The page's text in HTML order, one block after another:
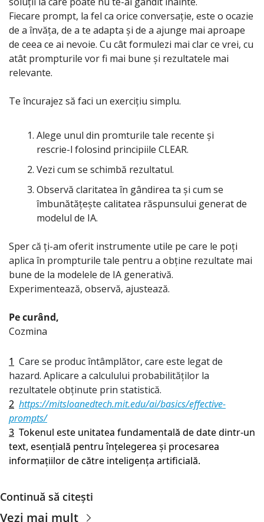
Fiecare prompt, la fel ca orice conversație, este o ocazie
de a învăța, de a te adapta și de a ajunge mai aproape
de ceea ce ai nevoie. Cu cât formulezi mai clar ce vrei, cu
atât prompturile vor fi mai bune și rezultatele mai
relevante.
Te încurajez să faci un exercițiu simplu.
Alege unul din promturile tale recente și
rescrie-l folosind principiile CLEAR.
Vezi cum se schimbă rezultatul.
Observă claritatea în gândirea ta și cum se
îmbunătățește calitatea răspunsului generat de
modelul de IA.
Sper că ți-am oferit instrumente utile pe care le poți
aplica în prompturile tale pentru a obține rezultate mai
bune de la modelele de IA generativă.
Experimentează, observă, ajustează.
Pe curând,
Cozmina
1 Care se produc întâmplător, care este legat de
hazard. Aplicare a calculului probabilităților la
rezultatele obținute prin statistică.
2 https://mitsloanedtech.mit.edu/ai/basics/effective-
prompts/
3 Tokenul este unitatea fundamentală de date dintr-un
text, esențială pentru înțelegerea și procesarea
informațiilor de către inteligența artificială.
Continuă să citești
Vezi mai mult